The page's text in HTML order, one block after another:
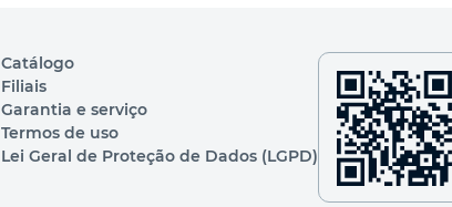
Catálogo
Filiais
Garantia e serviço
Termos de uso
Lei Geral de Proteção de Dados (LGPD)